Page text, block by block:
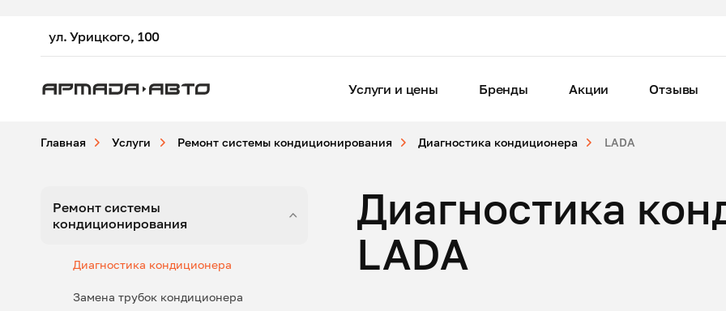
ул. Урицкого, 100
Услуги и цены Бренды Акции Отзывы
Главная Услуги Ремонт системы кондиционирования Диагностика кондиционера LADA
Ремонт системы
кондиционирования
Диагностика кондиционера
Замена трубок кондиционера
Диагностика
LADA